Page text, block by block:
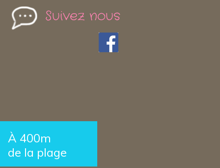
Suivez nous
À 400m
de la plage